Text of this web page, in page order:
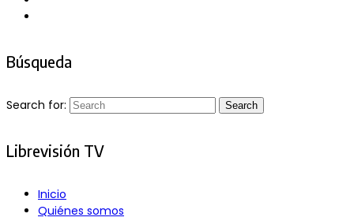
Búsqueda
Search for: Search
Librevisión TV
Inicio
Quiénes somos